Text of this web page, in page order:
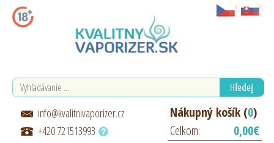
info@kvalitnivaporizer.cz
+420 721513993
Nákupný košík (0)
Celkom:
0,00€